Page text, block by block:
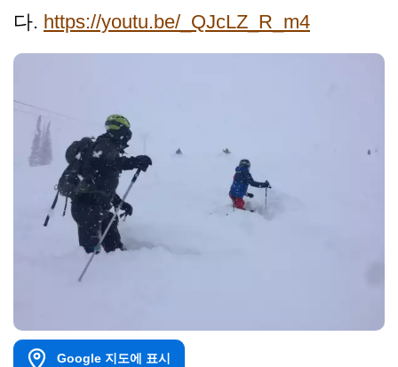
다. https://youtu.be/_QJcLZ_R_m4
Google 지도에 표시